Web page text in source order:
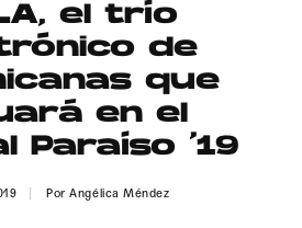
Contacto
Aviso Legal
DE UMO agency. TODOS LOS
el trío
de
que
en el
Paraíso ‘19
PorAngélica Méndez